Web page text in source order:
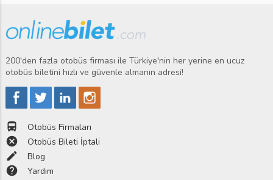
200'den fazla otobüs firması ile Türkiye'nin her yerine en ucuz
otobüs biletini hızlı ve güvenle almanın adresi!
directions_bus Otobüs Firmaları
cancel Otobüs Bileti İptali
edit Blog
help Yardım